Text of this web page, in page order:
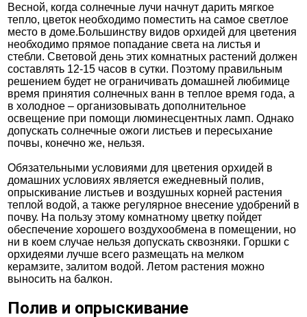
Весной, когда солнечные лучи начнут дарить мягкое
тепло, цветок необходимо поместить на самое светлое
место в доме.Большинству видов орхидей для цветения
необходимо прямое попадание света на листья и
стебли. Световой день этих комнатных растений должен
составлять 12-15 часов в сутки. Поэтому правильным
решением будет не ограничивать домашней любимице
время принятия солнечных ванн в теплое время года, а
в холодное – организовывать дополнительное
освещение при помощи люминесцентных ламп. Однако
допускать солнечные ожоги листьев и пересыхание
почвы, конечно же, нельзя.
Обязательными условиями для цветения орхидей в
домашних условиях является ежедневный полив,
опрыскивание листьев и воздушных корней растения
теплой водой, а также регулярное внесение удобрений в
почву. На пользу этому комнатному цветку пойдет
обеспечение хорошего воздухообмена в помещении, но
ни в коем случае нельзя допускать сквозняки. Горшки с
орхидеями лучше всего размещать на мелком
керамзите, залитом водой. Летом растения можно
выносить на балкон.
Полив и опрыскивание